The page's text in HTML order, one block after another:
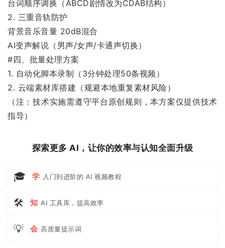
台词顺序调换（ABCD剧情改为CDAB结构）
2. 三重音轨防护
背景音乐音量 20dB混合
AI变声解说（男声/女声/卡通声切换）
#四、批量处理方案
1. 自动化脚本录制（3分钟处理50条视频）
2. 云端素材库搭建（规避本地重复素材风险）
（注：技术实施需遵守平台原创规则，本方案仅提供技术
指导）
探索更多 AI，让你的效率与认知全面升级
🎓 学 入门到进阶的 AI 视频教程
🛠 知 AI 工具库，提高效率
💡 会 高质量提示词